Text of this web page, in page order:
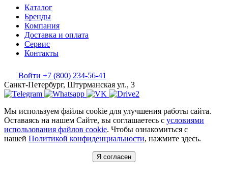
Каталог
Бренды
Компания
Доставка и оплата
Сервис
Контакты
Войти +7 (800) 234-56-41
Санкт-Петербург, Штурманская ул., 3
Мы используем файлы cookie для улучшения работы сайта.
Оставаясь на нашем Сайте, вы соглашаетесь с условиями
использования файлов cookie. Чтобы ознакомиться с
нашей Политикой конфиденциальности, нажмите здесь.
Я согласен